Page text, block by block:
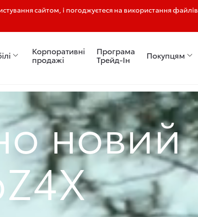
сайтом, і погоджуєтеся на використання файлів
Корпоративні
продажі
Програма
Трейд-Ін Покупцям
новий